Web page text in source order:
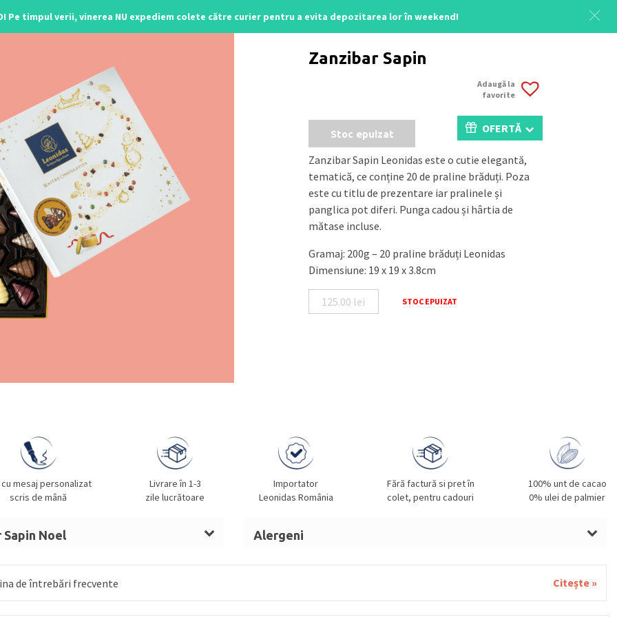
Pe timpul verii, vinerea NU expediem colete către curier pentru a evita depozitarea lor în weekend!
Zanzibar Sapin
Adaugă la
favorite
Stoc epuizat OFERTĂ
Zanzibar Sapin Leonidas este o cutie elegantă,
tematică, ce conține 20 de praline brăduți. Poza
este cu titlu de prezentare iar pralinele și
panglica pot diferi. Punga cadou și hârtia de
mătase incluse.
Gramaj: 200g – 20 praline brăduți Leonidas
Dimensiune: 19 x 19 x 3.8cm
125.00 lei STOC EPUIZAT
cu mesaj personalizat
scris de mână
Livrare în 1-3
zile lucrătoare
Importator
Leonidas România
Fără factură si pret în
colet, pentru cadouri
100% unt de cacao
0% ulei de palmier
Noel
deGRÂU, smântână de
Alergeni
de întrebări frecvente Citește »